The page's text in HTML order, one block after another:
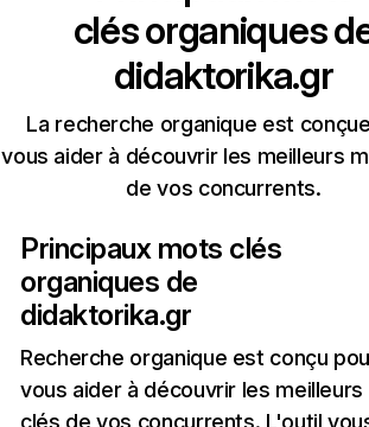
clés organiques
didaktorika.gr
La recherche organique est
vous aider à découvrir les meilleurs
de vos concurrents.
Principaux mots clés
organiques de
didaktorika.gr
Recherche organique est conçu
vous aider à découvrir les
clés de vos concurrents. L'outil